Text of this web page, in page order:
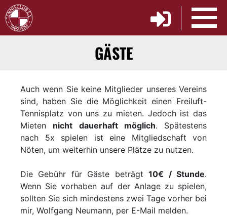
GÄSTE
Auch wenn Sie keine Mitglieder unseres Vereins
sind, haben Sie die Möglichkeit einen Freiluft-
Tennisplatz von uns zu mieten. Jedoch ist das
Mieten nicht dauerhaft möglich. Spätestens
nach 5x spielen ist eine Mitgliedschaft von
Nöten, um weiterhin unsere Plätze zu nutzen.
Die Gebühr für Gäste beträgt10€ / Stunde.
Wenn Sie vorhaben auf der Anlage zu spielen,
sollten Sie sich mindestens zwei Tage vorher bei
mir, Wolfgang Neumann, per E-Mail melden.